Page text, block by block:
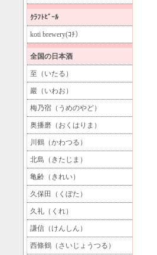
ｸﾗﾌﾄﾋﾞｰﾙ
koti brewery(ｺﾁ）
全国の日本酒
至（いたる）
巖（いわお）
梅乃宿（うめのやど）
奥播磨（おくはりま）
川鶴（かわつる）
北島（きたじま）
亀齢（きれい）
久保田（くぼた）
久礼（くれ）
謙信（けんしん）
西條鶴（さいじょうつる）